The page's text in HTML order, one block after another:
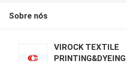
Sobre nós
VIROCK TEXTILE
PRINTING&DYEING